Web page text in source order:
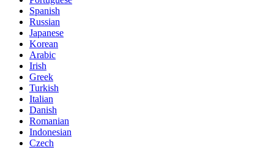
Spanish
Russian
Japanese
Korean
Arabic
Irish
Greek
Turkish
Italian
Danish
Romanian
Indonesian
Czech